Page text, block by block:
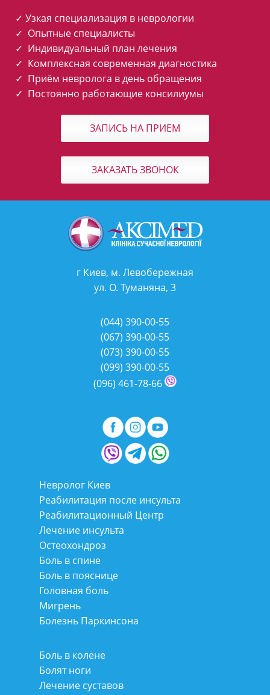
✓ Узкая специализация в неврологии
✓ Опытные специалисты
✓ Индивидуальный план лечения
✓ Комплексная современная диагностика
✓ Приём невролога в день обращения
✓ Постоянно работающие консилиумы
ЗАПИСЬ НА ПРИЕМ
ЗАКАЗАТЬ ЗВОНОК
г Киев, м. Левобережная
ул. О. Туманяна, 3
(044) 390-00-55
(067) 390-00-55
(073) 390-00-55
(099) 390-00-55
(096) 461-78-66
Невролог Киев
Реабилитация после инсульта
Реабилитационный Центр
Лечение инсульта
Остеохондроз
Боль в спине
Боль в пояснице
Головная боль
Мигрень
Болезнь Паркинсона
Боль в колене
Болят ноги
Лечение суставов